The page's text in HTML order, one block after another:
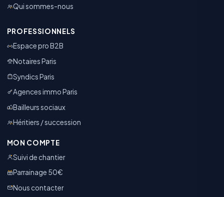
Qui sommes-nous
PROFESSIONNELS
Espace pro B2B
Notaires Paris
Syndics Paris
Agences immo Paris
Bailleurs sociaux
Héritiers / succession
MON COMPTE
Suivi de chantier
Parrainage 50€
Nous contacter